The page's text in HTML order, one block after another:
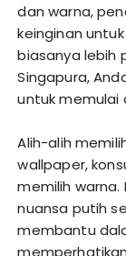
dan warna,
keinginan
biasanya lebih
Singapura,
untuk memulai
Alih-alih
wallpaper,
memilih
nuansa putih
membantu